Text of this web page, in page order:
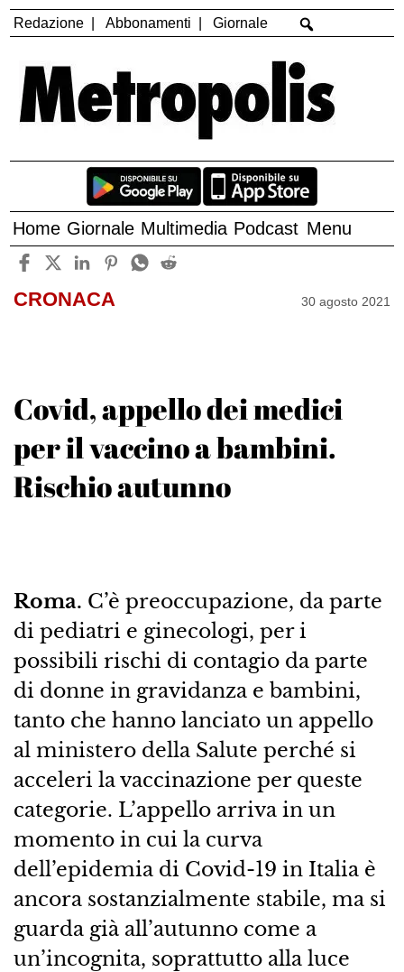
Redazione Abbonamenti Giornale
Home Giornale Multimedia Podcast Menu
CRONACA 30 agosto 2021
Covid, appello dei medici
per il vaccino a bambini.
Rischio autunno
Roma. C’è preoccupazione, da parte
di pediatri e ginecologi, per i
possibili rischi di contagio da parte
di donne in gravidanza e bambini,
tanto che hanno lanciato un appello
al ministero della Salute perché si
acceleri la vaccinazione per queste
categorie. L’appello arriva in un
momento in cui la curva
dell’epidemia di Covid-19 in Italia è
ancora sostanzialmente stabile, ma si
guarda già all’autunno come a
un’incognita, soprattutto alla luce